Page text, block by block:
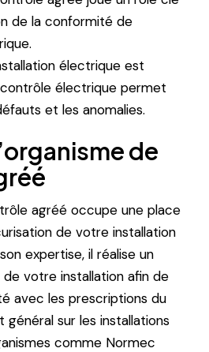
de la conformité de
électrique est
électrique permet
et les anomalies.
de
agréé occupe une place
de votre installation
expertise, il réalise un
votre installation afin de
avec les prescriptions du
général sur les installations
comme Normec